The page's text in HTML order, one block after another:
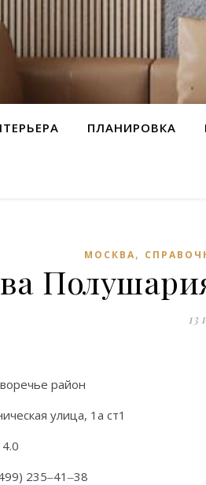
ПЛАНИРОВКА
МОСКВА,
13
район
улица, 1а ст1
235‒41‒38